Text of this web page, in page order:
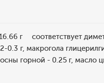
г соответствует
г, макрогола
горной - 0.25 г, масло